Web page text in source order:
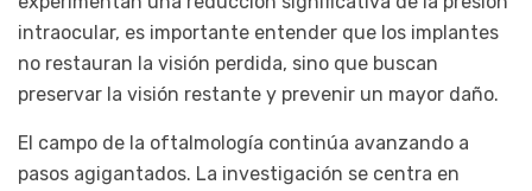
intraocular, es importante entender que los implantes
no restauran la visión perdida, sino que buscan
preservar la visión restante y prevenir un mayor daño.
El campo de la oftalmología continúa avanzando a
pasos agigantados. La investigación se centra en